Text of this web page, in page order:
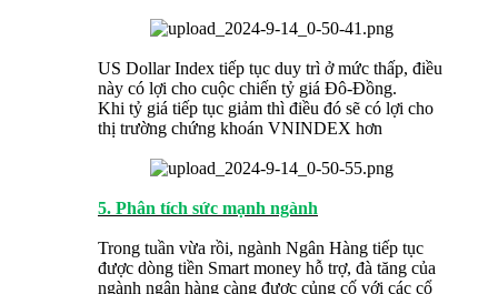
US Dollar Index tiếp tục duy trì ở mức thấp, điều
này có lợi cho cuộc chiến tỷ giá Đô-Đồng.
Khi tỷ giá tiếp tục giảm thì điều đó sẽ có lợi cho
thị trường chứng khoán VNINDEX hơn
5. Phân tích sức mạnh ngành
Trong tuần vừa rồi, ngành Ngân Hàng tiếp tục
được dòng tiền Smart money hỗ trợ, đà tăng của
ngành ngân hàng càng được củng cố với các cổ